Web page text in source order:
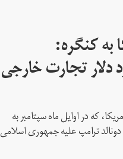
کنگره:
میلیارد دلار تجارت خارجی
که در اوایل ماه سپتامبر به
ترامپ علیه جمهوری اسلامی